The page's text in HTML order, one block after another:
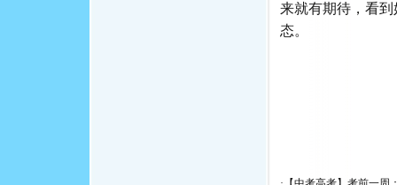
来就有期待，看
态。